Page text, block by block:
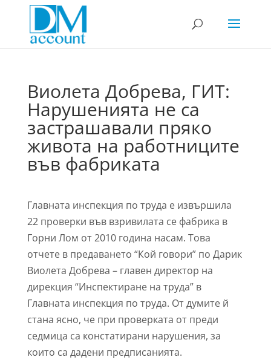
Виолета Добрева, ГИТ:
Нарушенията не са
застрашавали пряко
живота на работниците
във фабриката
Главната инспекция по труда е извършила
22 проверки във взривилата се фабрика в
Горни Лом от 2010 година насам. Това
отчете в предаването “Кой говори” по Дарик
Виолета Добрева – главен директор на
дирекция “Инспектиране на труда” в
Главната инспекция по труда. От думите й
стана ясно, че при проверката от преди
седмица са констатирани нарушения, за
които са дадени предписанията.